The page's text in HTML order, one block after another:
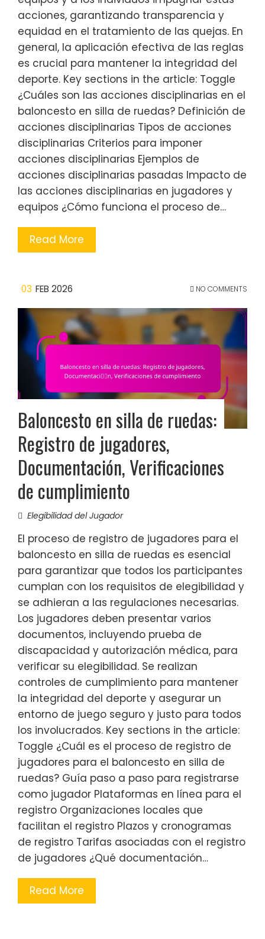
acciones, garantizando transparencia y
equidad en el tratamiento de las quejas. En
general, la aplicación efectiva de las reglas
es crucial para mantener la integridad del
deporte. Key sections in the article: Toggle
¿Cuáles son las acciones disciplinarias en el
baloncesto en silla de ruedas? Definición de
acciones disciplinarias Tipos de acciones
disciplinarias Criterios para imponer
acciones disciplinarias Ejemplos de
acciones disciplinarias pasadas Impacto de
las acciones disciplinarias en jugadores y
equipos ¿Cómo funciona el proceso de…
Read More
03 FEB 2026 NO COMMENTS
Baloncesto en silla de ruedas:
Registro de jugadores,
Documentación, Verificaciones
de cumplimiento
Elegibilidad del Jugador
El proceso de registro de jugadores para el
baloncesto en silla de ruedas es esencial
para garantizar que todos los participantes
cumplan con los requisitos de elegibilidad y
se adhieran a las regulaciones necesarias.
Los jugadores deben presentar varios
documentos, incluyendo prueba de
discapacidad y autorización médica, para
verificar su elegibilidad. Se realizan
controles de cumplimiento para mantener
la integridad del deporte y asegurar un
entorno de juego seguro y justo para todos
los involucrados. Key sections in the article:
Toggle ¿Cuál es el proceso de registro de
jugadores para el baloncesto en silla de
ruedas? Guía paso a paso para registrarse
como jugador Plataformas en línea para el
registro Organizaciones locales que
facilitan el registro Plazos y cronogramas
de registro Tarifas asociadas con el registro
de jugadores ¿Qué documentación…
Read More